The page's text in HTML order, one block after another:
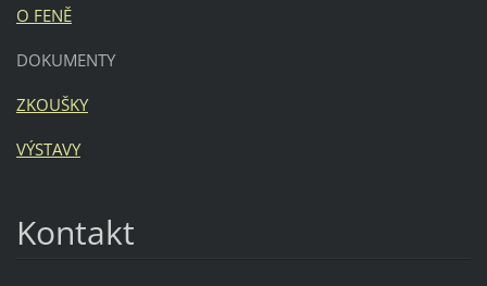
O FENĚ
DOKUMENTY
ZKOUŠKY
VÝSTAVY
Kontakt